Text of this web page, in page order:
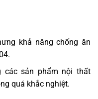
khả năng chống ăn
các sản phẩm nội thất
quá khắc nghiệt.